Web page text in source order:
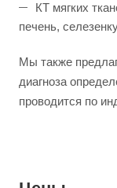
КТ мягких
печень,
Мы также
диагноза
проводится по